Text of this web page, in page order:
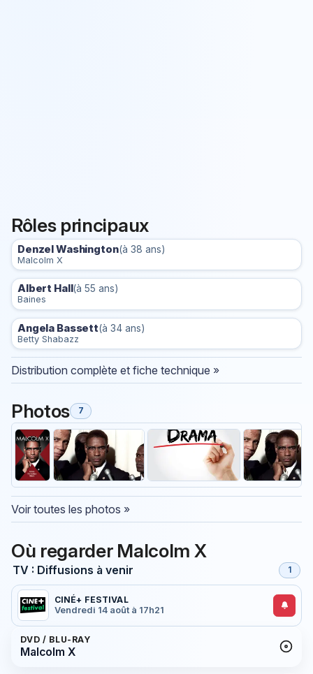
Rôles principaux
Denzel Washington(à 38 ans)
Malcolm X
Albert Hall (à 55 ans)
Baines
Angela Bassett(à 34 ans)
Betty Shabazz
Distribution complète et fiche technique »
Photos 7
Voir toutes les photos »
Où regarder Malcolm X
TV : Diffusions à venir 1
CINÉ+ FESTIVAL
Vendredi 14 août à 17h21
DVD / BLU-RAY
Malcolm X